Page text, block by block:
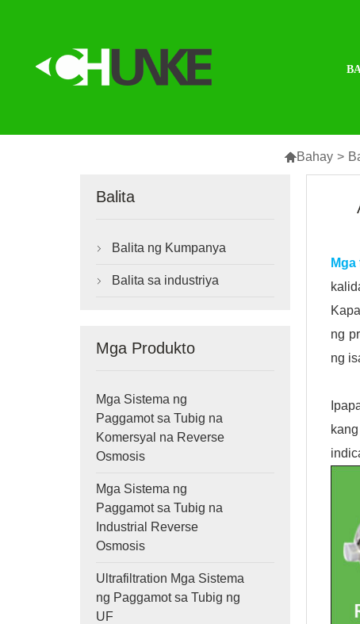
Bahay >
Balita
 Balita ng Kumpanya
 Balita sa industriya
Mga Produkto
Mga Sistema ng
Paggamot sa Tubig na
Komersyal na Reverse
Osmosis
Mga Sistema ng
Paggamot sa Tubig na
Industrial Reverse
Osmosis
Ultrafiltration Mga Sistema
ng Paggamot sa Tubig ng
UF
ng
ng